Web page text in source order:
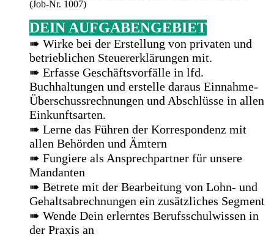
DEIN AUFGABENGEBIET
➠ Wirke bei der Erstellung von privaten und
betrieblichen Steuererklärungen mit.
➠ Erfasse Geschäftsvorfälle in lfd.
Buchhaltungen und erstelle daraus Einnahme-
Überschussrechnungen und Abschlüsse in allen
Einkunftsarten.
➠ Lerne das Führen der Korrespondenz mit
allen Behörden und Ämtern
➠ Fungiere als Ansprechpartner für unsere
Mandanten
➠ Betrete mit der Bearbeitung von Lohn- und
Gehaltsabrechnungen ein zusätzliches Segment
➠ Wende Dein erlerntes Berufsschulwissen in
der Praxis an